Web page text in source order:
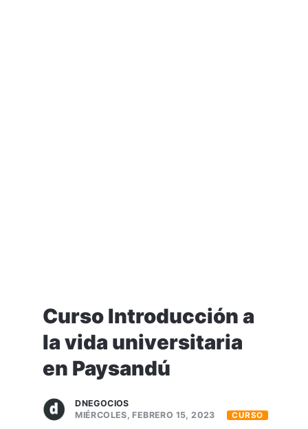
Curso Introducción a
la vida universitaria
en Paysandú
DNEGOCIOS
MIÉRCOLES, FEBRERO 15, 2023
CURSO